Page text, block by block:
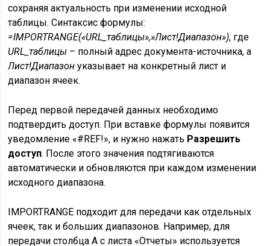
сохраняя актуальность при изменении исходной
таблицы. Синтаксис формулы:
=IMPORTRANGE(«URL_таблицы»,»Лист!Диапазон»), где
URL_таблицы – полный адрес документа-источника, а
Лист!Диапазон указывает на конкретный лист и
диапазон ячеек.
Перед первой передачей данных необходимо
подтвердить доступ. При вставке формулы появится
уведомление «#REF!», и нужно нажать Разрешить
доступ. После этого значения подтягиваются
автоматически и обновляются при каждом изменении
исходного диапазона.
IMPORTRANGE подходит для передачи как отдельных
ячеек, так и больших диапазонов. Например, для
передачи столбца A с листа «Отчеты» используется